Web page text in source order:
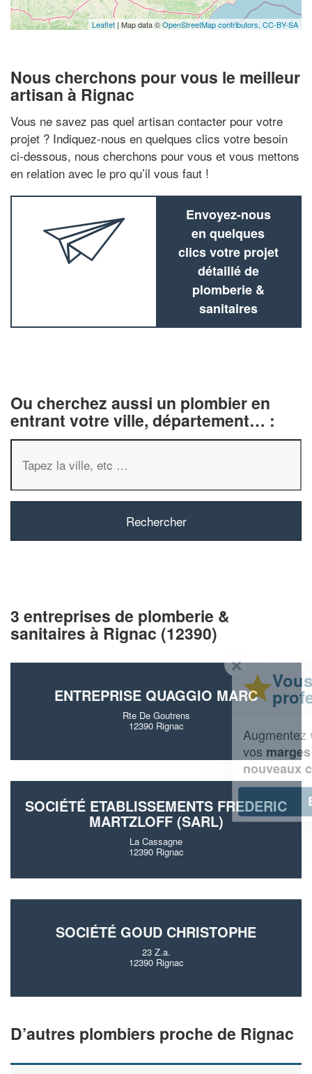
Leaflet| Map data ©OpenStreetMap contributors, CC-BY-SA
Nous cherchons pour vous le meilleur
artisan à Rignac
Vous ne savez pas quel artisan contacter pour votre
projet ? Indiquez-nous en quelques clics votre besoin
ci-dessous, nous cherchons pour vous et vous mettons
en relation avec le pro qu’il vous faut !
Envoyez-nous
en quelques
clics votre projet
détaillé de
plomberie &
sanitaires
Ou cherchez aussi un plombier en
entrant votre ville, département… :
3 entreprises de plomberie &
sanitaires à Rignac (12390)
ENTREPRISE QUAGGIO MARC
Rte De Goutrens
12390 Rignac
SOCIÉTÉ ETABLISSEMENTS FREDERIC
MARTZLOFF (SARL)
La Cassagne
12390 Rignac
SOCIÉTÉ GOUD CHRISTOPHE
23 Z.a.
12390 Rignac
D’autres plombiers proche de Rignac
✕
professionnel ?
Augmentez votre chiffre d'affaireset
tout en gagnant de
En savoir plus